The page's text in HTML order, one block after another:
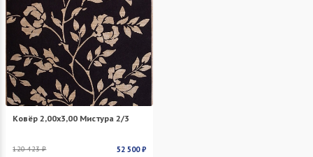
Ковёр 2,00х3,00 Мистура 2/3
120 423 ₽ 52 500 ₽